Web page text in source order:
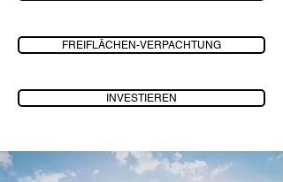
FREIFLÄCHEN-VERPACHTUNG
INVESTIEREN